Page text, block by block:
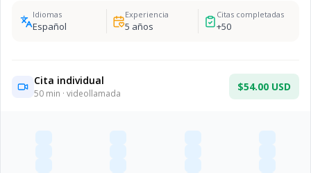
Idiomas
Español
Experiencia
5 años
Citas completadas
+50
Cita individual
50 min · videollamada
$54.00 USD